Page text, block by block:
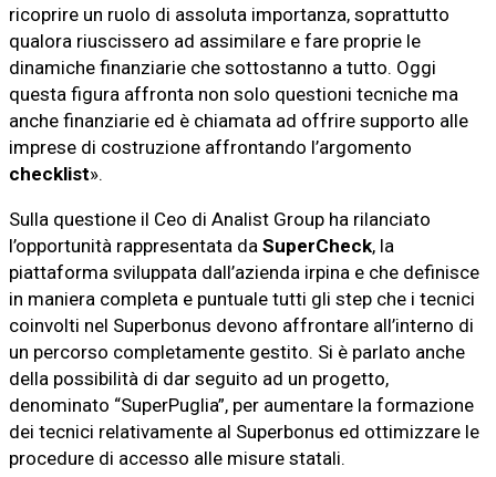
ricoprire un ruolo di assoluta importanza, soprattutto
qualora riuscissero ad assimilare e fare proprie le
dinamiche finanziarie che sottostanno a tutto. Oggi
questa figura affronta non solo questioni tecniche ma
anche finanziarie ed è chiamata ad offrire supporto alle
imprese di costruzione affrontando l’argomento
checklist».
Sulla questione il Ceo di Analist Group ha rilanciato
l’opportunità rappresentata da SuperCheck, la
piattaforma sviluppata dall’azienda irpina e che definisce
in maniera completa e puntuale tutti gli step che i tecnici
coinvolti nel Superbonus devono affrontare all’interno di
un percorso completamente gestito. Si è parlato anche
della possibilità di dar seguito ad un progetto,
denominato “SuperPuglia”, per aumentare la formazione
dei tecnici relativamente al Superbonus ed ottimizzare le
procedure di accesso alle misure statali.